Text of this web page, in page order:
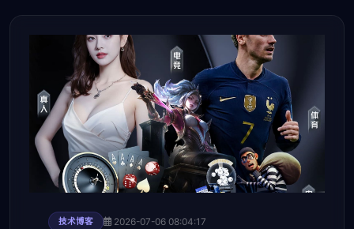
技术博客 2026-07-06 08:04:17